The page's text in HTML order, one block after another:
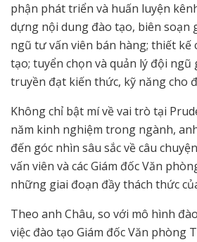
phận phát triển và huấn luyện
dựng nội dung đào tạo, biên soạn
ngũ tư vấn viên bán hàng; thiết kế
tạo; tuyển chọn và quản lý đội ngũ
truyền đạt kiến thức, kỹ năng cho
Không chỉ bật mí về vai trò tại
năm kinh nghiệm trong ngành,
đến góc nhìn sâu sắc về câu
vấn viên và các Giám đốc Văn
những giai đoạn đầy thách thức
Theo anh Châu, so với mô hình
việc đào tạo Giám đốc Văn phòng